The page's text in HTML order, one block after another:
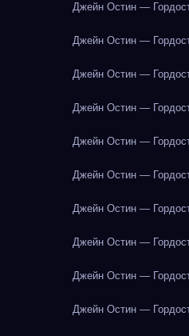
Джейн Остин —
Джейн Остин —
Джейн Остин —
Джейн Остин —
Джейн Остин —
Джейн Остин —
Джейн Остин —
Джейн Остин —
Джейн Остин —
Джейн Остин —